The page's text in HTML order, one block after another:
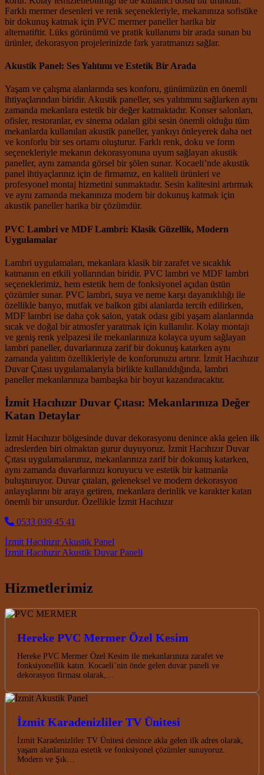
Farklı mermer desenleri ve renk seçenekleriyle, mekanınıza sofistike
bir dokunuş katmak için PVC mermer paneller harika bir
alternatiftir. Lüks görünümü ve pratik kullanımı bir arada sunan bu
ürünler, dekorasyon projelerinizde fark yaratmanızı sağlar.
Akustik Panel: Ses Yalıtımı ve Estetik Bir Arada
Yaşam ve çalışma alanlarında ses konforu, günümüzün en önemli
ihtiyaçlarından biridir. Akustik paneller, ses yalıtımını sağlarken aynı
zamanda mekanlara estetik bir değer katmaktadır. Konser salonları,
ofisler, restoranlar, ev sinema odaları gibi sesin önemli olduğu tüm
mekanlarda kullanılan akustik paneller, yankıyı önleyerek daha net
ve konforlu bir ses ortamı oluşturur. Farklı renk, doku ve form
seçenekleriyle mekanın dekorasyonuna uyum sağlayan akustik
paneller, aynı zamanda görsel bir şölen sunar. Kocaeli’nde akustik
panel ihtiyaçlarınız için de firmamız, en kaliteli ürünleri ve
profesyonel montaj hizmetini sunmaktadır. Sesin kalitesini artırmak
ve aynı zamanda mekanınıza modern bir dokunuş katmak için
akustik paneller harika bir çözümdür.
PVC Lambri ve MDF Lambri: Klasik Güzellik, Modern
Uygulamalar
Lambri uygulamaları, mekanlara klasik bir zarafet ve sıcaklık
katmanın en etkili yollarından biridir. PVC lambri ve MDF lambri
seçeneklerimiz, hem estetik hem de fonksiyonel açıdan üstün
çözümler sunar. PVC lambri, suya ve neme karşı dayanıklılığı ile
özellikle banyo, mutfak ve balkon gibi alanlarda tercih edilirken,
MDF lambri ise daha çok salon, yatak odası gibi yaşam alanlarında
sıcak ve doğal bir atmosfer yaratmak için kullanılır. Kolay montajı
ve geniş renk yelpazesi ile mekanlarınıza kolayca uyum sağlayan
lambri paneller, duvarlarınıza zarif bir dokunuş katarken aynı
zamanda yalıtım özellikleriyle de konforunuzu artırır. İzmit Hacıhızır
Duvar Çıtası uygulamalarıyla birlikte kullanıldığında, lambri
paneller mekanlarınıza bambaşka bir boyut kazandıracaktır.
İzmit Hacıhızır Duvar Çıtası: Mekanlarınıza Değer
Katan Detaylar
İzmit Hacıhızır bölgesinde duvar dekorasyonu denince akla gelen ilk
adreslerden biri olmaktan gurur duyuyoruz. İzmit Hacıhızır Duvar
Çıtası uygulamalarımız, mekanlarınıza zarif bir dokunuş katarken,
aynı zamanda duvarlarınızı koruyucu ve estetik bir katmanla
buluşturuyor. Duvar çıtaları, geleneksel ve modern dekorasyon
anlayışlarını bir araya getiren, mekanlara derinlik ve karakter katan
önemli bir unsurdur. Özellikle İzmit Hacıhızır
0533 039 45 41
Post navigation
İzmit Hacıhızır Akustik Panel
İzmit Hacıhızır Akustik Duvar Paneli
Hizmetlerimiz
Hereke PVC Mermer Özel Kesim
Hereke PVC Mermer Özel Kesim ile mekanlarınıza zarafet ve
fonksiyonellik katın. Kocaeli’nin önde gelen duvar paneli ve
dekorasyon firması olarak,…
İzmit Karadenizliler TV Ünitesi
İzmit Karadenizliler TV Ünitesi denince akla gelen ilk adres olarak,
yaşam alanlarınıza estetik ve fonksiyonel çözümler sunuyoruz.
Modern ve Şık…